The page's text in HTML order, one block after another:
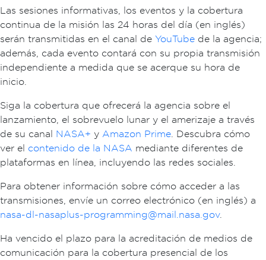
Las sesiones informativas, los eventos y la cobertura
continua de la misión las 24 horas del día (en inglés)
serán transmitidas en el canal de YouTube de la agencia;
además, cada evento contará con su propia transmisión
independiente a medida que se acerque su hora de
inicio.
Siga la cobertura que ofrecerá la agencia sobre el
lanzamiento, el sobrevuelo lunar y el amerizaje a través
de su canal NASA+ y Amazon Prime. Descubra cómo
ver el contenido de la NASA mediante diferentes de
plataformas en línea, incluyendo las redes sociales.
Para obtener información sobre cómo acceder a las
transmisiones, envíe un correo electrónico (en inglés) a
nasa-dl-nasaplus-programming@mail.nasa.gov.
Ha vencido el plazo para la acreditación de medios de
comunicación para la cobertura presencial de los